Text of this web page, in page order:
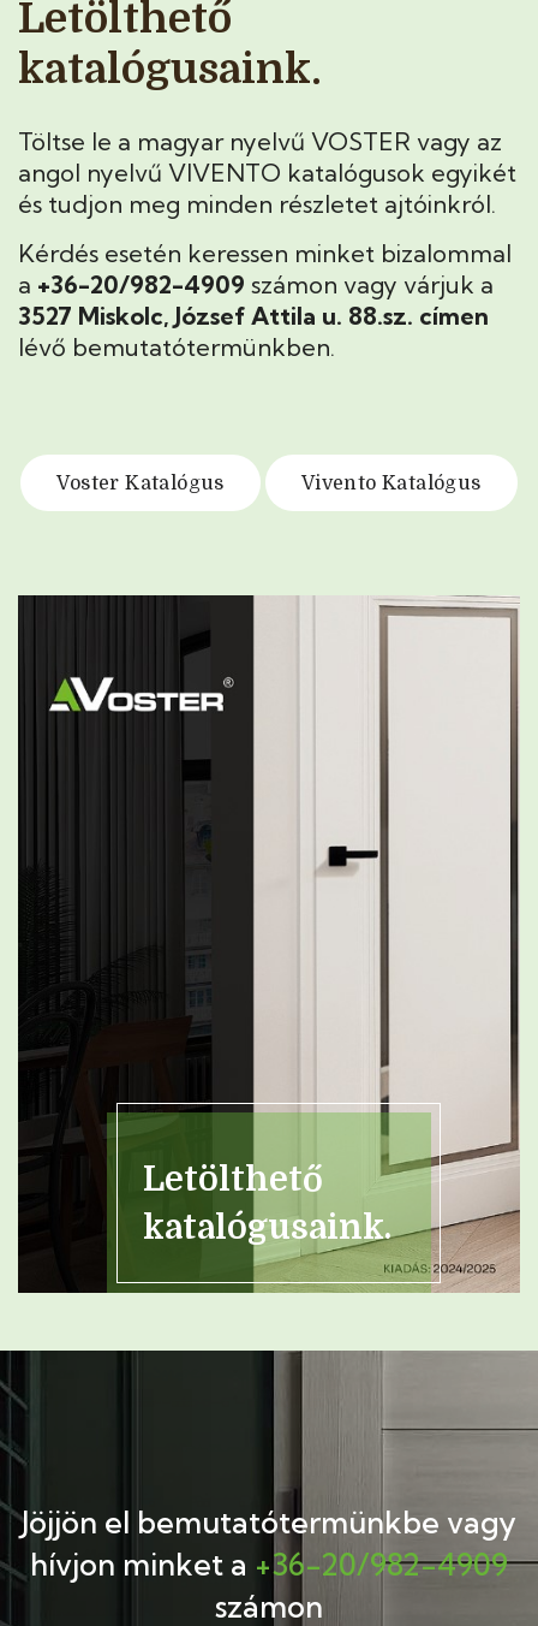
Letölthető
katalógusaink.
Töltse le a magyar nyelvű VOSTER vagy az
angol nyelvű VIVENTO katalógusok egyikét
és tudjon meg minden részletet ajtóinkról.
Kérdés esetén keressen minket bizalommal
a +36-20/982-4909 számon vagy várjuk a
3527 Miskolc, József Attila u. 88.sz. címen
lévő bemutatótermünkben.
Voster Katalógus Vivento Katalógus
Letölthető
katalógusaink.
Jöjjön el bemutatótermünkbe vagy
hívjon minket a +36-20/982-4909
számon